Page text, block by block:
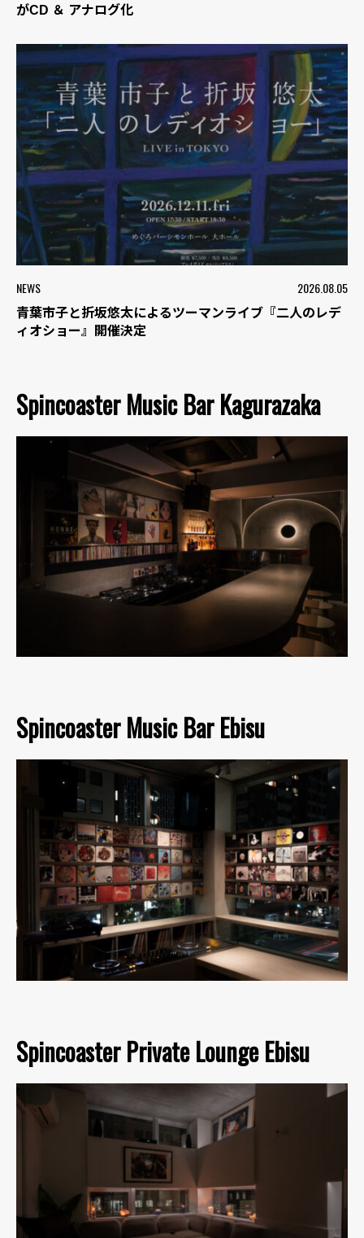
がCD ＆ アナログ化
NEWS 2026.08.05
青葉市子と折坂悠太によるツーマンライブ『二人のレデ
ィオショー』開催決定
Spincoaster Music Bar Kagurazaka
Spincoaster Music Bar Ebisu
Spincoaster Private Lounge Ebisu